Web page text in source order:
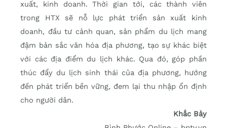
xuất, kinh doanh. Thời gian tới, các thành viên
trong HTX sẽ nỗ lực phát triển sản xuất kinh
doanh, đầu tư cảnh quan, sản phẩm du lịch mang
đậm bản sắc văn hóa địa phương, tạo sự khác biệt
với các địa điểm du lịch khác. Qua đó, góp phần
thúc đẩy du lịch sinh thái của địa phương, hướng
đến phát triển bền vững, đem lại thu nhập ổn định
cho người dân.
Khắc Bảy